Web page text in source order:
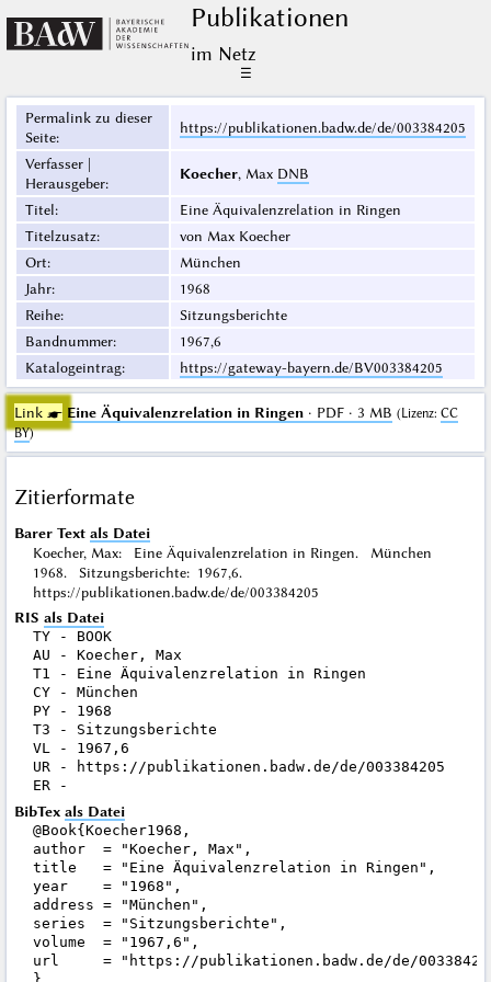
Publikationen
im Netz
☰
Permalink zu dieser
Seite:
https://publikationen.badw.de/de/003384205
Verfasser |
Herausgeber:
Koecher, Max DNB
Titel:
Eine Äquivalenzrelation in Ringen
Titelzusatz:
von Max Koecher
Ort:
München
Jahr:
1968
Reihe:
Sitzungsberichte
Bandnummer:
1967,6
Katalogeintrag: https://gateway-bayern.de/BV003384205
Link ☛ Eine Äquivalenzrelation in Ringen· PDF · 3 MB (Lizenz: CC
BY)
Zitierformate
Barer Text als Datei
Koecher, Max: Eine Äquivalenzrelation in Ringen. München
1968. Sitzungsberichte: 1967,6.
https://publikationen.badw.de/de/003384205
RIS als Datei
TY - BOOK
AU - Koecher, Max
T1 - Eine Äquivalenzrelation in Ringen
CY - München
PY - 1968
T3 - Sitzungsberichte
VL - 1967,6
UR - https://publikationen.badw.de/de/003384205
BibTex als Datei
@Book{Koecher1968,
author  = "Koecher, Max",
title   = "Eine Äquivalenzrelation in Ringen",
year    = "1968",
address = "München",
series  = "Sitzungsberichte",
volume  = "1967,6",
url     = "https://publikationen.badw.de/de/